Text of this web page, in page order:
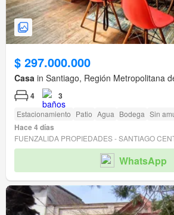
$ 297.000.000
Casa in Santiago, Región Metropolitana
4 3
Estacionamiento Patio Agua Bodega Sin
Hace 4 días
FUENZALIDA PROPIEDADES - SANTIAGO
WhatsApp